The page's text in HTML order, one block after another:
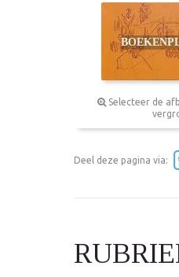
Selecteer de
Deel deze pagina via: